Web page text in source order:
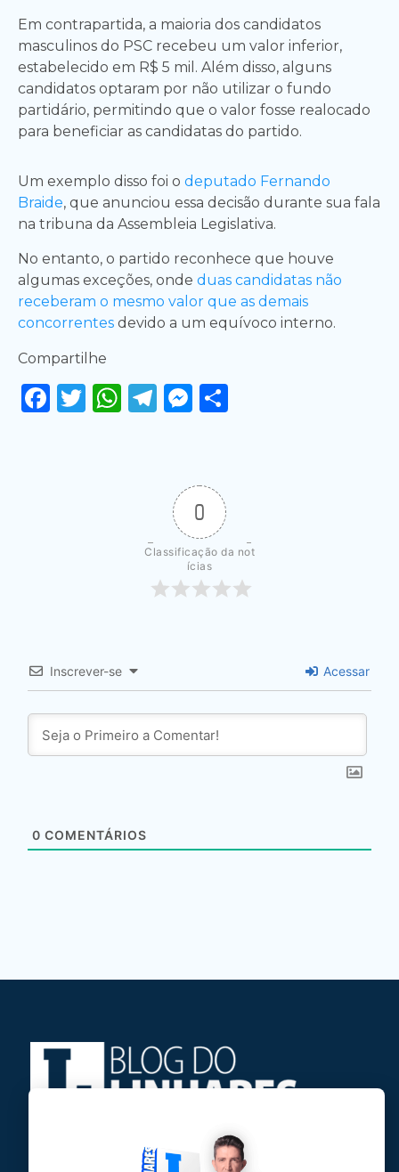
Em contrapartida, a maioria dos candidatos
masculinos do PSC recebeu um valor inferior,
estabelecido em R$ 5 mil. Além disso, alguns
candidatos optaram por não utilizar o fundo
partidário, permitindo que o valor fosse realocado
para beneficiar as candidatas do partido.
Um exemplo disso foi o deputado Fernando
Braide, que anunciou essa decisão durante sua fala
na tribuna da Assembleia Legislativa.
No entanto, o partido reconhece que houve
algumas exceções, onde duas candidatas não
receberam o mesmo valor que as demais
concorrentes devido a um equívoco interno.
Compartilhe
Facebook
Twitter
WhatsApp
Telegram
Messenger
0
Classificação da not
ícias
Inscrever-se Acessar
0 COMENTÁRIOS
Jose Linhares Jr é maranhense.